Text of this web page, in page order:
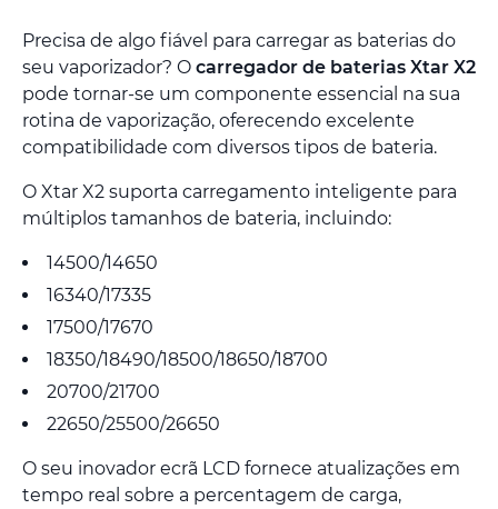
Precisa de algo fiável para carregar as baterias do
seu vaporizador? O carregador de baterias Xtar X2
pode tornar-se um componente essencial na sua
rotina de vaporização, oferecendo excelente
compatibilidade com diversos tipos de bateria.
O Xtar X2 suporta carregamento inteligente para
múltiplos tamanhos de bateria, incluindo:
14500/14650
16340/17335
17500/17670
18350/18490/18500/18650/18700
20700/21700
22650/25500/26650
O seu inovador ecrã LCD fornece atualizações em
tempo real sobre a percentagem de carga,